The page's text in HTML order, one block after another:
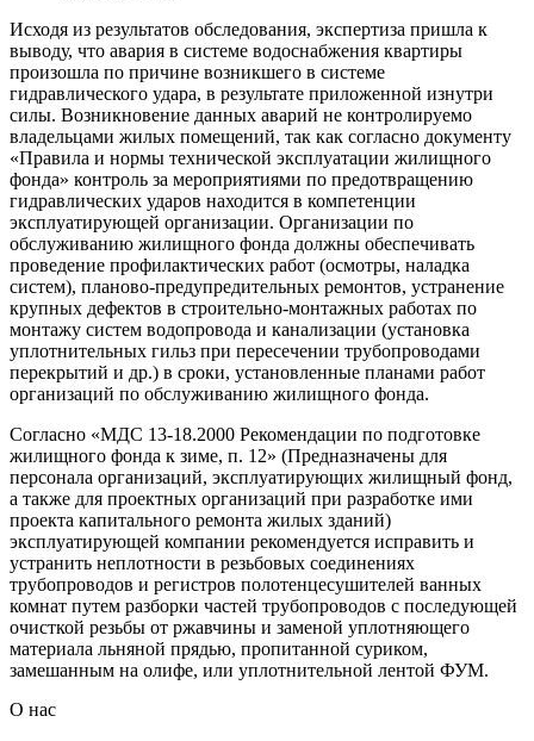
Исходя из результатов обследования, экспертиза пришла к
выводу, что авария в системе водоснабжения квартиры
произошла по причине возникшего в системе
гидравлического удара, в результате приложенной изнутри
силы. Возникновение данных аварий не контролируемо
владельцами жилых помещений, так как согласно документу
«Правила и нормы технической эксплуатации жилищного
фонда» контроль за мероприятиями по предотвращению
гидравлических ударов находится в компетенции
эксплуатирующей организации. Организации по
обслуживанию жилищного фонда должны обеспечивать
проведение профилактических работ (осмотры, наладка
систем), планово-предупредительных ремонтов, устранение
крупных дефектов в строительно-монтажных работах по
монтажу систем водопровода и канализации (установка
уплотнительных гильз при пересечении трубопроводами
перекрытий и др.) в сроки, установленные планами работ
организаций по обслуживанию жилищного фонда.
Согласно «МДС 13-18.2000 Рекомендации по подготовке
жилищного фонда к зиме, п. 12» (Предназначены для
персонала организаций, эксплуатирующих жилищный фонд,
а также для проектных организаций при разработке ими
проекта капитального ремонта жилых зданий)
эксплуатирующей компании рекомендуется исправить и
устранить неплотности в резьбовых соединениях
трубопроводов и регистров полотенцесушителей ванных
комнат путем разборки частей трубопроводов с последующей
очисткой резьбы от ржавчины и заменой уплотняющего
материала льняной прядью, пропитанной суриком,
замешанным на олифе, или уплотнительной лентой ФУМ.
О нас